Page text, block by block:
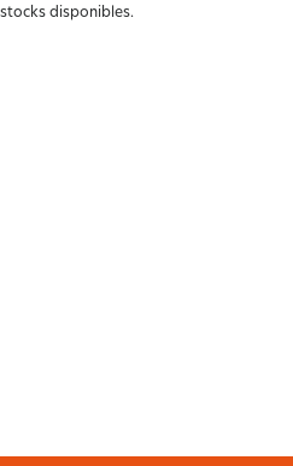
disponibles.